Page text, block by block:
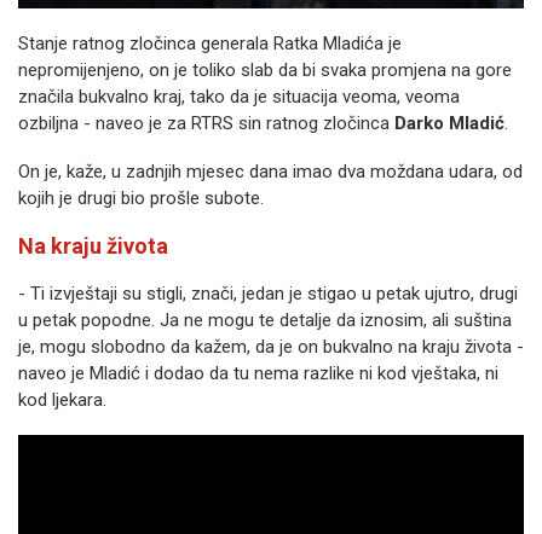
Stanje ratnog zločinca generala Ratka Mladića je
nepromijenjeno, on je toliko slab da bi svaka promjena na gore
značila bukvalno kraj, tako da je situacija veoma, veoma
ozbiljna - naveo je za RTRS sin ratnog zločinca Darko Mladić.
On je, kaže, u zadnjih mjesec dana imao dva moždana udara, od
kojih je drugi bio prošle subote.
Na kraju života
- Ti izvještaji su stigli, znači, jedan je stigao u petak ujutro, drugi
u petak popodne. Јa ne mogu te detalje da iznosim, ali suština
je, mogu slobodno da kažem, da je on bukvalno na kraju života -
naveo je Mladić i dodao da tu nema razlike ni kod vještaka, ni
kod ljekara.